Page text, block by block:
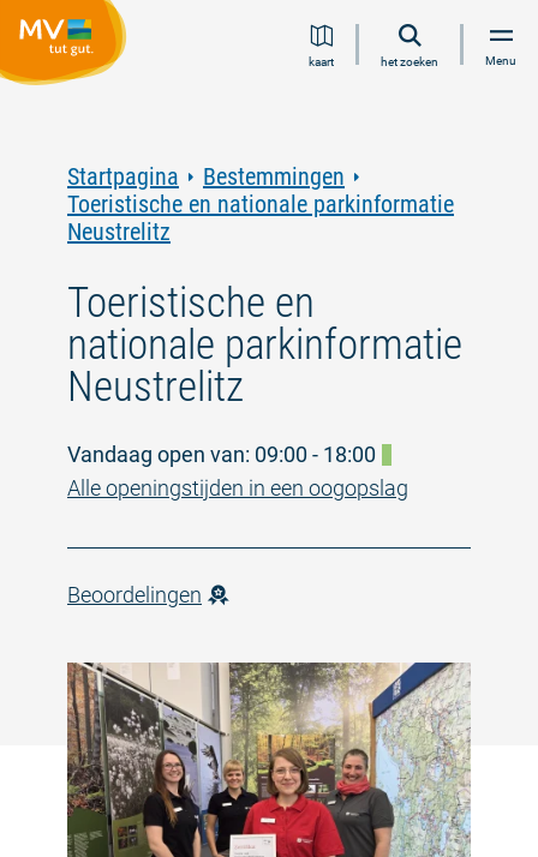
Ga
naar
Ga
naar
Ga
naar
Ga
naar
kaart het zoeken Menu
Startpagina
Bestemmingen
Toeristische en nationale parkinformatie
Neustrelitz
Toeristische en
nationale parkinformatie
Neustrelitz
Vandaag open van: 09:00 - 18:00
Alle openingstijden in een oogopslag
Beoordelingen